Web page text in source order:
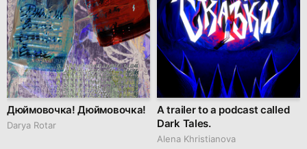
Дюймовочка! Дюймовочка!
Darya Rotar
A trailer to a podcast called
Dark Tales.
Alena Khristianova